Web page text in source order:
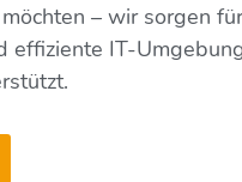
– wir sorgen
effiziente IT-